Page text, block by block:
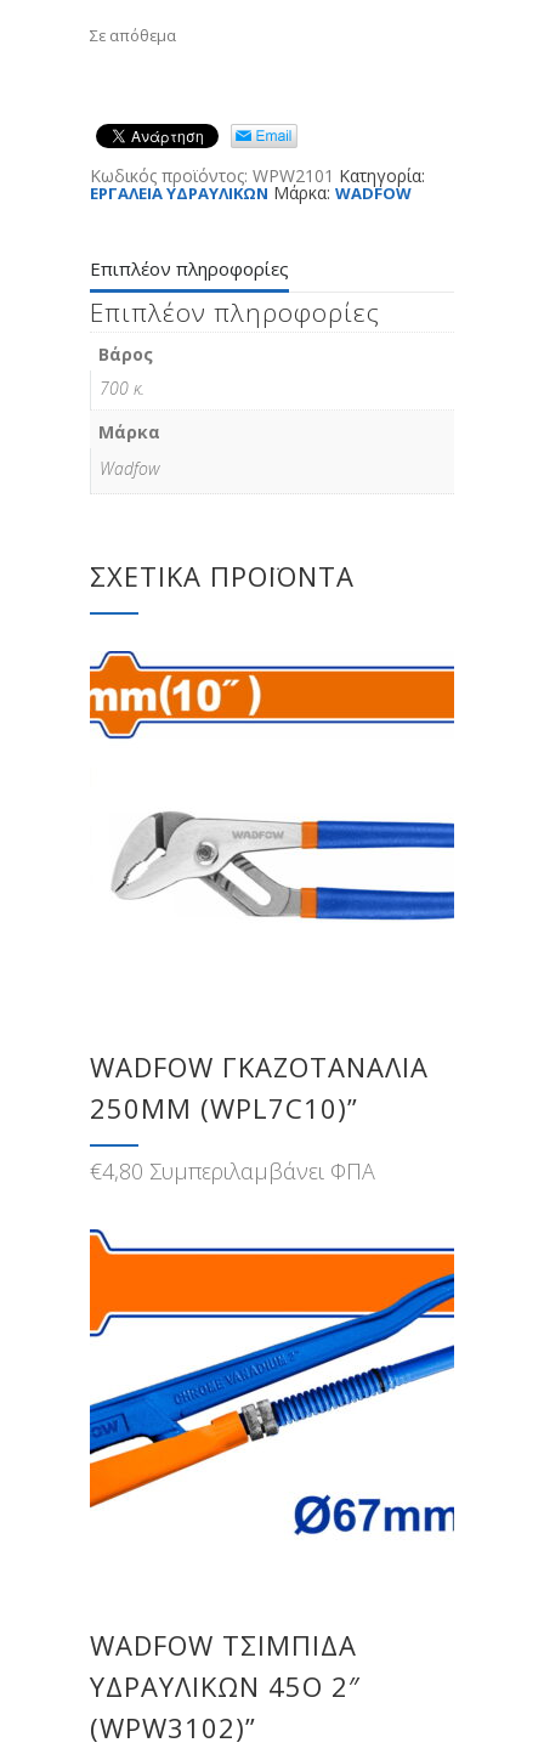
Σε απόθεμα
Κωδικός προϊόντος: WPW2101 Κατηγορία:
ΕΡΓΑΛΕΙΑ ΥΔΡΑΥΛΙΚΩΝ Μάρκα: WADFOW
Επιπλέον πληροφορίες
Επιπλέον πληροφορίες
Βάρος
700 κ.
Μάρκα
Wadfow
ΣΧΕΤΙΚΆ ΠΡΟΪΌΝΤΑ
WADFOW ΓΚΑΖΟΤΑΝΑΛΙΑ
250MM (WPL7C10)”
€4,80 Συμπεριλαμβάνει ΦΠΑ
WADFOW ΤΣΙΜΠΙΔΑ
ΥΔΡΑΥΛΙΚΩΝ 45Ο 2″
(WPW3102)”